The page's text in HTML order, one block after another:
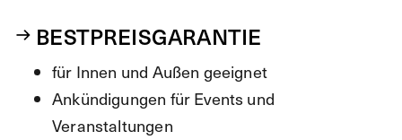
BESTPREISGARANTIE
für Innen und Außen geeignet
Ankündigungen für Events und
Veranstaltungen